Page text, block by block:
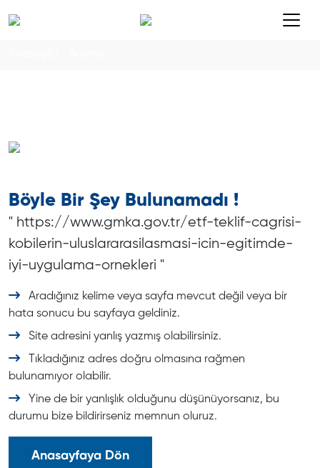
Böyle Bir Şey Bulunamadı !
" https://www.gmka.gov.tr/etf-teklif-cagrisi-
kobilerin-uluslararasilasmasi-icin-egitimde-
iyi-uygulama-ornekleri "
Aradığınız kelime veya sayfa mevcut değil veya bir
hata sonucu bu sayfaya geldiniz.
Site adresini yanlış yazmış olabilirsiniz.
Tıkladığınız adres doğru olmasına rağmen
bulunamıyor olabilir.
Yine de bir yanlışlık olduğunu düşünüyorsanız, bu
durumu bize bildirirseniz memnun oluruz.
Anasayfaya Dön